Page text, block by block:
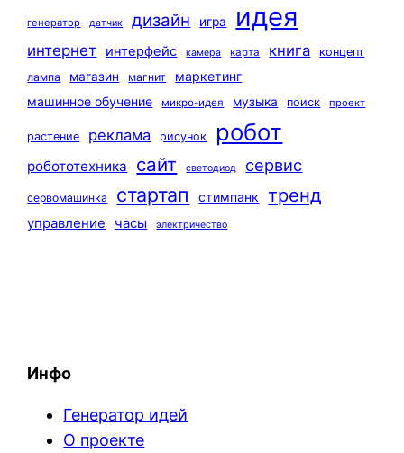
генератор датчик дизайн игра идея
интернет интерфейс камера карта книга
концепт
лампа
магазин магнит
маркетинг
машинное обучение
микро-идея музыка поиск проект
растение реклама рисунок робот
робототехника сайт светодиод сервис
сервомашинка стартап стимпанк тренд
управление часы электричество
Инфо
Генератор идей
О проекте